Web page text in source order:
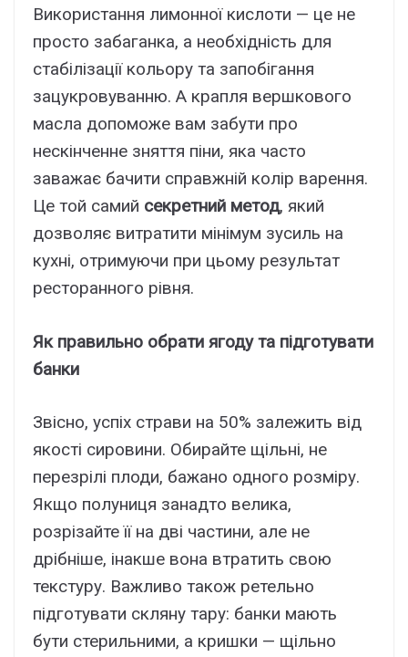
Використання лимонної кислоти — це не
просто забаганка, а необхідність для
стабілізації кольору та запобігання
зацукровуванню. А крапля вершкового
масла допоможе вам забути про
нескінченне зняття піни, яка часто
заважає бачити справжній колір варення.
Це той самий секретний метод, який
дозволяє витратити мінімум зусиль на
кухні, отримуючи при цьому результат
ресторанного рівня.
Як правильно обрати ягоду та підготувати
банки
Звісно, успіх страви на 50% залежить від
якості сировини. Обирайте щільні, не
перезрілі плоди, бажано одного розміру.
Якщо полуниця занадто велика,
розрізайте її на дві частини, але не
дрібніше, інакше вона втратить свою
текстуру. Важливо також ретельно
підготувати скляну тару: банки мають
бути стерильними, а кришки — щільно